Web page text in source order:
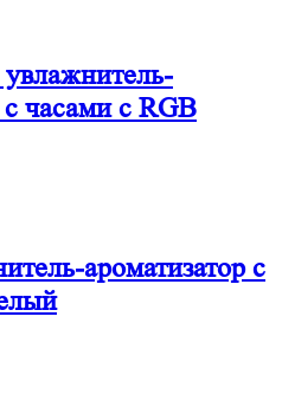
часами с RGB
ароматизатор с